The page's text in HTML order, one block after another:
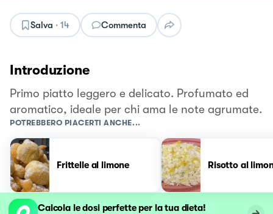
Salva · 14 Commenta
Introduzione
Primo piatto leggero e delicato. Profumato ed
aromatico, ideale per chi ama le note agrumate.
POTREBBERO PIACERTI ANCHE...
Frittelle al limone Risotto al
Calcola le dosi perfette per la tua dieta!